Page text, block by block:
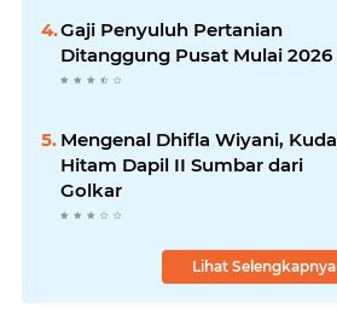
Gaji Penyuluh Pertanian
Ditanggung Pusat Mulai 2026
Mengenal Dhifla Wiyani, Kuda
Hitam Dapil II Sumbar dari
Golkar
Lihat Selengkapnya